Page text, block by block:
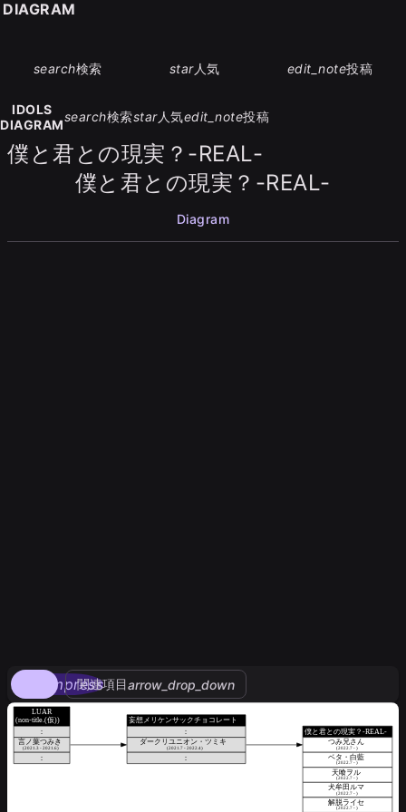
search検索 star人気 edit_note投稿
IDOLS
DIAGRAM
search検索star人気edit_note投稿
僕と君との現実？-REAL-
僕と君との現実？-REAL-
Diagram
compress
関連項目arrow_drop_down